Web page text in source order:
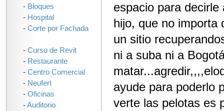
espacio para
hijo, que no importa
un sitio
ni a suba ni a
ayude para poderlo
verte las pelotas es
- Bloques
- Hospital
- Corte por Fachada
- Curso de Revit
- Restaurante
- Centro Comercial
- Neufert
- Oficinas
-Auditorio